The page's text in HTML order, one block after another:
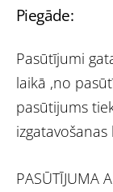
Piegāde:
Pasūtījumi
laikā ,no
pasūtijums
PASŪTĪJUMA